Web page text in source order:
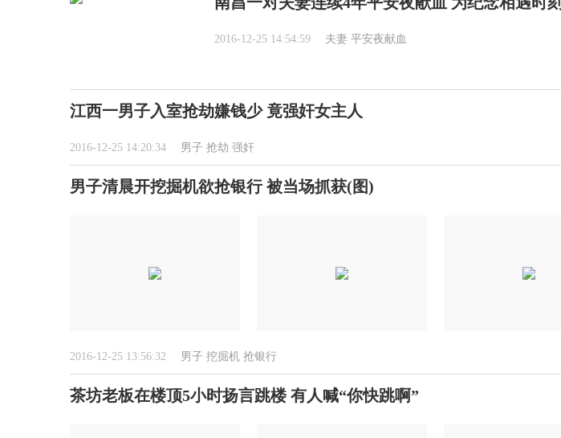
2016-12-25 14:54:59 夫妻 平安夜献血
江西一男子入室抢劫嫌钱少 竟强奸女主人
2016-12-25 14:20:34 男子 抢劫 强奸
男子清晨开挖掘机欲抢银行 被当场抓获(图)
2016-12-25 13:56:32 男子 挖掘机 抢银行
茶坊老板在楼顶5小时扬言跳楼 有人喊“你快跳啊”